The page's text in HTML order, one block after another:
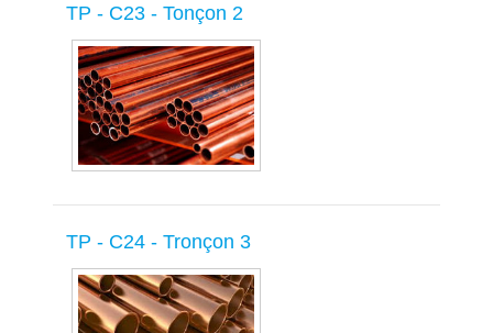
TP - C23 - Tonçon 2
TP - C24 - Tronçon 3